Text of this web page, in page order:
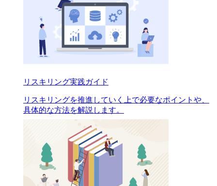
リスキリング実践ガイド
リスキリングを推進していく上で必要なポイントや、
具体的な方法を解説します。